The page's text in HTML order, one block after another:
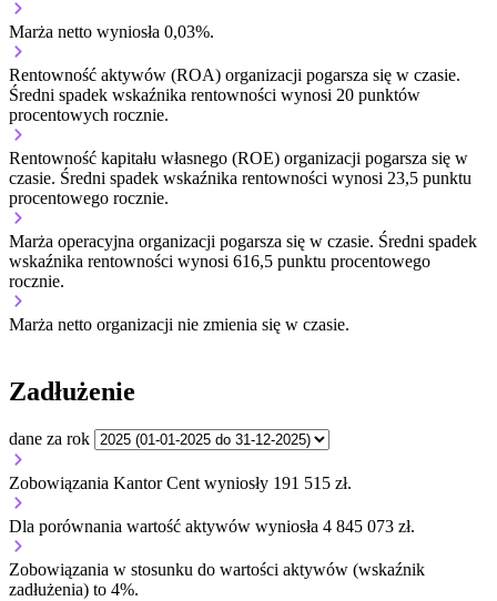
Marża netto wyniosła 0,03%.
Rentowność aktywów (ROA) organizacji pogarsza się w czasie.
Średni spadek wskaźnika rentowności wynosi 20 punktów
procentowych rocznie.
Rentowność kapitału własnego (ROE) organizacji pogarsza się w
czasie. Średni spadek wskaźnika rentowności wynosi 23,5 punktu
procentowego rocznie.
Marża operacyjna organizacji pogarsza się w czasie. Średni spadek
wskaźnika rentowności wynosi 616,5 punktu procentowego
rocznie.
Marża netto organizacji nie zmienia się w czasie.
Zadłużenie
dane za rok
Zobowiązania Kantor Cent wyniosły 191 515 zł.
Dla porównania wartość aktywów wyniosła 4 845 073 zł.
Zobowiązania w stosunku do wartości aktywów (wskaźnik
zadłużenia) to 4%.